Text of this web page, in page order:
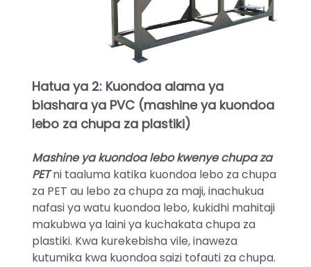
Hatua ya 2: Kuondoa alama ya
biashara ya PVC (mashine ya kuondoa
lebo za chupa za plastiki)
Mashine ya kuondoa lebo kwenye chupa za
PETni taaluma katika kuondoa lebo za chupa
za PET au lebo za chupa za maji, inachukua
nafasi ya watu kuondoa lebo, kukidhi mahitaji
makubwa ya laini ya kuchakata chupa za
plastiki. Kwa kurekebisha vile, inaweza
kutumika kwa kuondoa saizi tofauti za chupa.